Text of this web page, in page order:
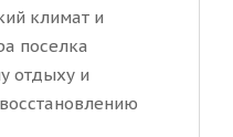
климат и
поселка
отдыху и